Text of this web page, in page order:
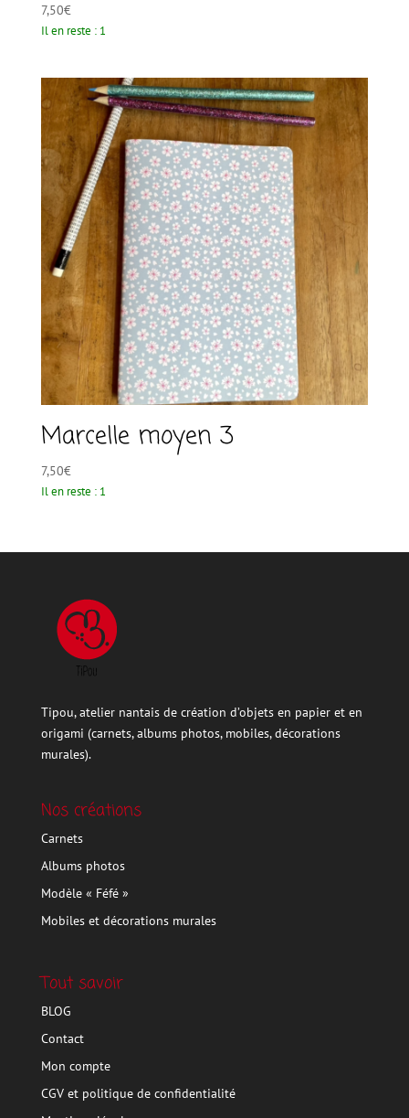
7,50€
Il en reste : 1
Marcelle moyen 3
7,50€
Il en reste : 1
Tipou, atelier nantais de création d’objets en papier et en
origami (carnets, albums photos, mobiles, décorations
murales).
Nos créations
Carnets
Albums photos
Modèle « Féfé »
Mobiles et décorations murales
Tout savoir
BLOG
Contact
Mon compte
CGV et politique de confidentialité